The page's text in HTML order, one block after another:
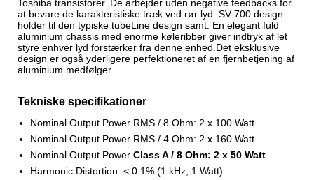
Toshiba transistorer. De arbejder uden negative feedbacks for
at bevare de karakteristiske træk ved rør lyd. SV-700 design
holder til den typiske tubeLine design samt. En elegant fuld
aluminium chassis med enorme køleribber giver indtryk af let
styre enhver lyd forstærker fra denne enhed.Det eksklusive
design er også yderligere perfektioneret af en fjernbetjening af
aluminium medfølger.
Tekniske specifikationer
Nominal Output Power RMS / 8 Ohm: 2 x 100 Watt
Nominal Output Power RMS / 4 Ohm: 2 x 160 Watt
Nominal Output Power Class A / 8 Ohm: 2 x 50 Watt
Harmonic Distortion: < 0.1% (1 kHz, 1 Watt)